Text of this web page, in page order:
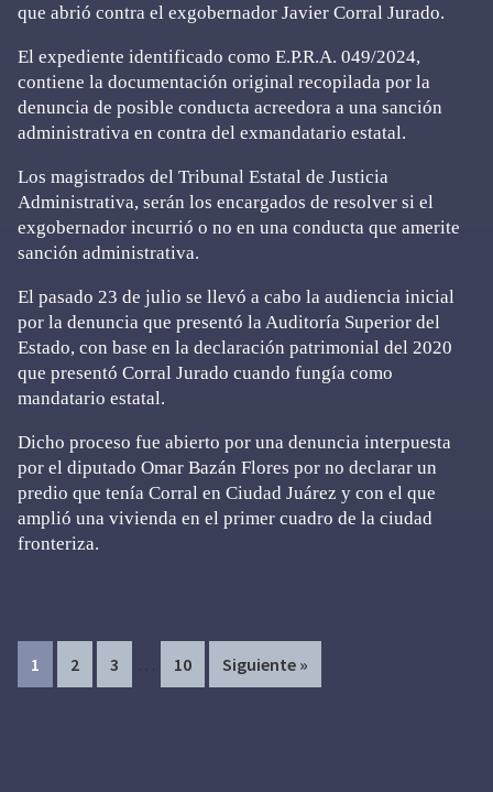
que abrió contra el exgobernador Javier Corral Jurado.
El expediente identificado como E.P.R.A. 049/2024,
contiene la documentación original recopilada por la
denuncia de posible conducta acreedora a una sanción
administrativa en contra del exmandatario estatal.
Los magistrados del Tribunal Estatal de Justicia
Administrativa, serán los encargados de resolver si el
exgobernador incurrió o no en una conducta que amerite
sanción administrativa.
El pasado 23 de julio se llevó a cabo la audiencia inicial
por la denuncia que presentó la Auditoría Superior del
Estado, con base en la declaración patrimonial del 2020
que presentó Corral Jurado cuando fungía como
mandatario estatal.
Dicho proceso fue abierto por una denuncia interpuesta
por el diputado Omar Bazán Flores por no declarar un
predio que tenía Corral en Ciudad Juárez y con el que
amplió una vivienda en el primer cuadro de la ciudad
fronteriza.
Page
1 Page
2 Page
3
Interim
pages
… Page
10 Siguiente »